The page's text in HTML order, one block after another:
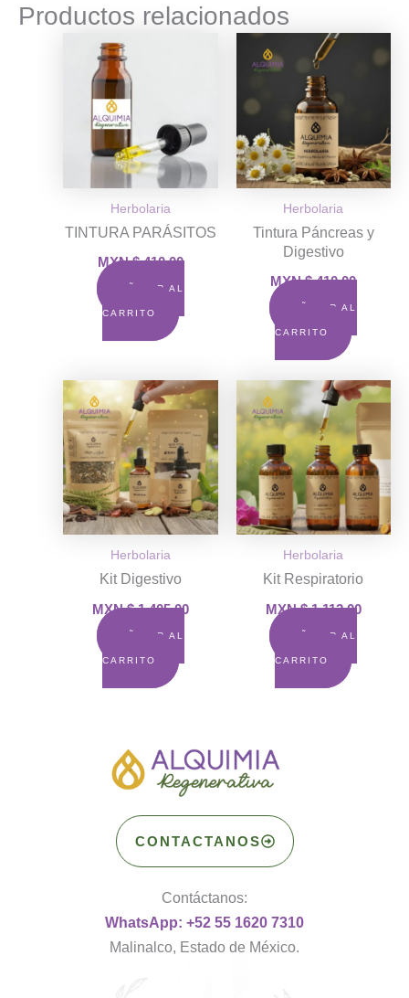
Productos relacionados
Herbolaria
TINTURA PARÁSITOS
MXN $410.00
AÑADIR AL
CARRITO
Herbolaria
Tintura Páncreas y
Digestivo
MXN $410.00
AÑADIR AL
CARRITO
Herbolaria
Kit Digestivo
MXN $1,405.00
AÑADIR AL
CARRITO
Herbolaria
Kit Respiratorio
MXN $1,112.00
AÑADIR AL
CARRITO
CONTACTANOS
Contáctanos:
WhatsApp: +52 55 1620 7310
Malinalco, Estado de México.